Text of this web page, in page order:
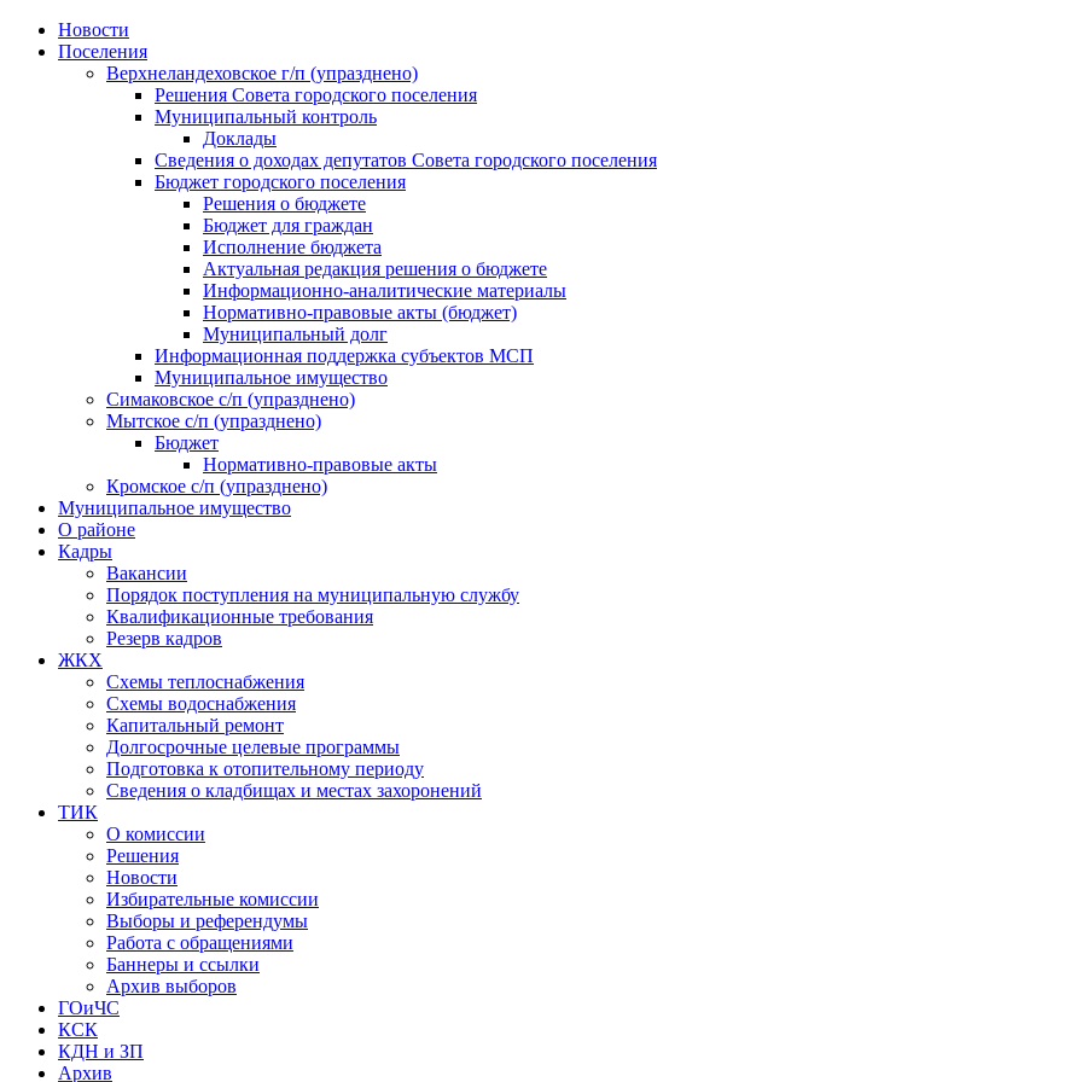
Skip
Новости
Поселения
Верхнеландеховское г/п (упразднено)
Решения Совета городского поселения
Муниципальный контроль
Доклады
Сведения о доходах депутатов Совета городского поселения
Бюджет городского поселения
Решения о бюджете
Бюджет для граждан
Исполнение бюджета
Актуальная редакция решения о бюджете
Информационно-аналитические материалы
Нормативно-правовые акты (бюджет)
Муниципальный долг
Информационная поддержка субъектов МСП
Муниципальное имущество
Симаковское с/п (упразднено)
Мытское с/п (упразднено)
Бюджет
Нормативно-правовые акты
Кромское с/п (упразднено)
Муниципальное имущество
О районе
Кадры
Вакансии
Порядок поступления на муниципальную службу
Квалификационные требования
Резерв кадров
ЖКХ
Схемы теплоснабжения
Схемы водоснабжения
Капитальный ремонт
Долгосрочные целевые программы
Подготовка к отопительному периоду
Сведения о кладбищах и местах захоронений
ТИК
О комиссии
Решения
Новости
Избирательные комиссии
Выборы и референдумы
Работа с обращениями
Баннеры и ссылки
Архив выборов
ГОиЧС
КСК
КДН и ЗП
Архив